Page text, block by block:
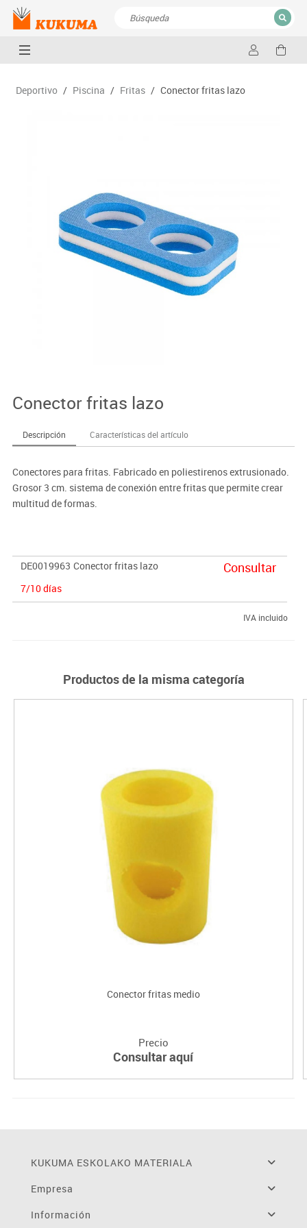
CERRAR
Deportivo / Piscina / Fritas / Conector fritas lazo
Conector fritas lazo
Descripción Características del artículo
Conectores para fritas. Fabricado en poliestirenos extrusionado.
Grosor 3 cm. sistema de conexión entre fritas que permite crear
multitud de formas.
DE0019963 Conector fritas lazo
7/10 días
Consultar
IVA incluido
Productos de la misma categoría
Conector fritas medio
Precio
Consultar aquí
KUKUMA ESKOLAKO MATERIALA
Empresa
Información